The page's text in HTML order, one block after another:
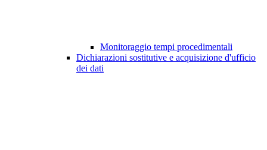
Monitoraggio tempi procedimentali
Dichiarazioni sostitutive e acquisizione d'ufficio
dei dati